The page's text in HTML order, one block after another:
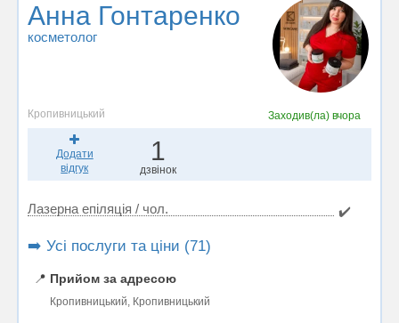
Анна Гонтаренко
косметолог
Кропивницький Заходив(ла) вчора
Додати
відгук
1
дзвінок
Лазерна епіляція / чол. ✔️
➡️ Усі послуги та ціни (71)
📍 Прийом за адресою
Кропивницький, Кропивницький